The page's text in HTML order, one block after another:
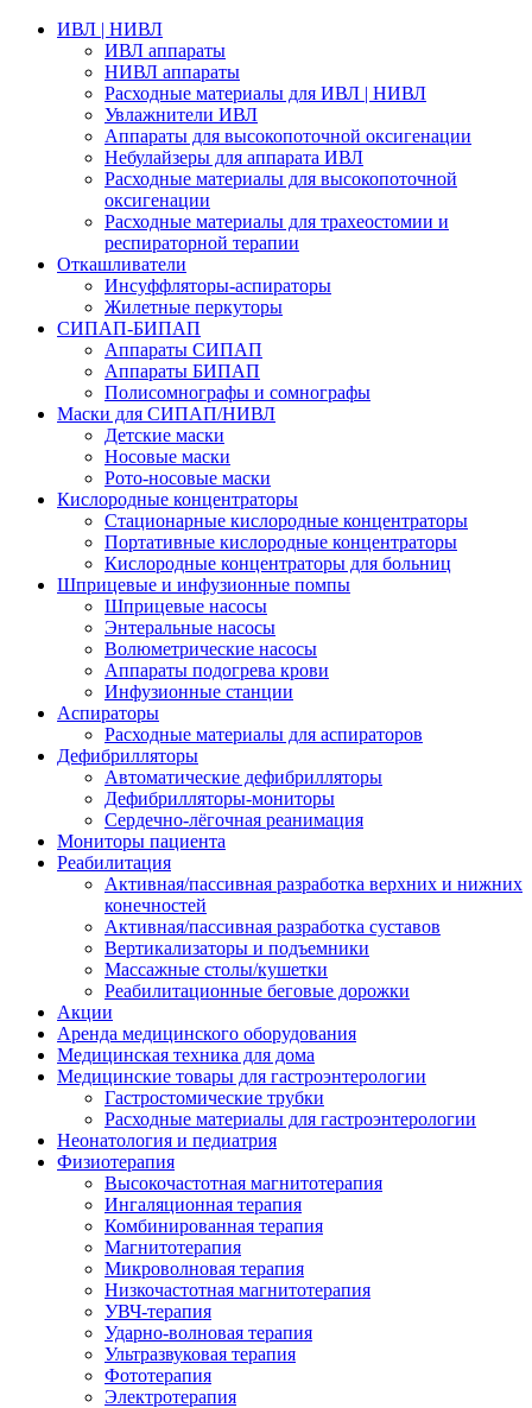
ИВЛ | НИВЛ
ИВЛ аппараты
НИВЛ аппараты
Расходные материалы для ИВЛ | НИВЛ
Увлажнители ИВЛ
Аппараты для высокопоточной оксигенации
Небулайзеры для аппарата ИВЛ
Расходные материалы для высокопоточной
оксигенации
Расходные материалы для трахеостомии и
респираторной терапии
Откашливатели
Инсуффляторы-аспираторы
Жилетные перкуторы
CИПАП-БИПАП
Аппараты СИПАП
Аппараты БИПАП
Полисомнографы и сомнографы
Маски для СИПАП/НИВЛ
Детские маски
Носовые маски
Рото-носовые маски
Кислородные концентраторы
Стационарные кислородные концентраторы
Портативные кислородные концентраторы
Кислородные концентраторы для больниц
Шприцевые и инфузионные помпы
Шприцевые насосы
Энтеральные насосы
Волюметрические насосы
Аппараты подогрева крови
Инфузионные станции
Аспираторы
Расходные материалы для аспираторов
Дефибрилляторы
Автоматические дефибрилляторы
Дефибрилляторы-мониторы
Сердечно-лёгочная реанимация
Мониторы пациента
Реабилитация
Активная/пассивная разработка верхних и нижних
конечностей
Активная/пассивная разработка суставов
Вертикализаторы и подъемники
Массажные столы/кушетки
Реабилитационные беговые дорожки
Акции
Аренда медицинского оборудования
Медицинская техника для дома
Медицинские товары для гастроэнтерологии
Гастростомические трубки
Расходные материалы для гастроэнтерологии
Неонатология и педиатрия
Физиотерапия
Высокочастотная магнитотерапия
Ингаляционная терапия
Комбинированная терапия
Магнитотерапия
Микроволновая терапия
Низкочастотная магнитотерапия
УВЧ-терапия
Ударно-волновая терапия
Ультразвуковая терапия
Фототерапия
Электротерапия